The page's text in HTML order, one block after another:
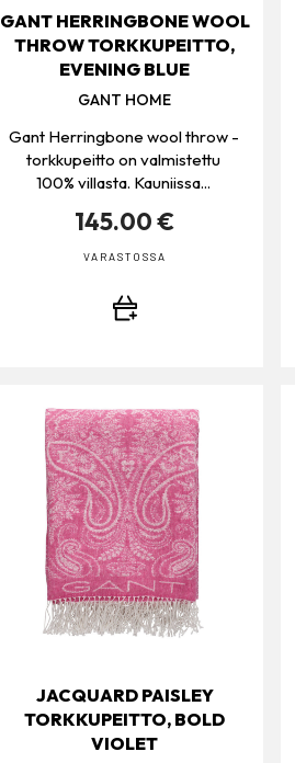
GANT HERRINGBONE WOOL
THROW TORKKUPEITTO,
EVENING BLUE
GANT HOME
Gant Herringbone wool throw -
torkkupeitto on valmistettu
100% villasta. Kauniissa...
145.00 €
VARASTOSSA
JACQUARD PAISLEY
TORKKUPEITTO, BOLD
VIOLET